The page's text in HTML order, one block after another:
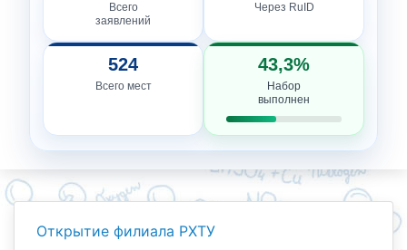
Всего
заявлений
Через RuID
524
Всего мест
43,3%
Набор
выполнен
Открытие филиала РХТУ